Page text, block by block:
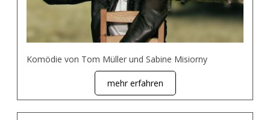
Komödie von Tom Müller und Sabine Misiorny
mehr erfahren